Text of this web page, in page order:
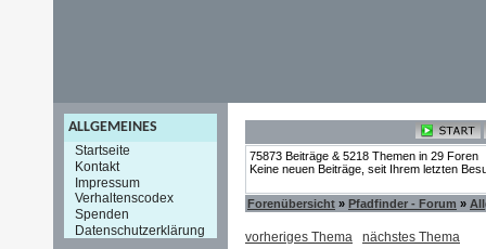
ALLGEMEINES
Startseite
Kontakt
Impressum
Verhaltenscodex
Spenden
Datenschutzerklärung
75873 Beiträge & 5218 Themen in 29 Foren
Keine neuen Beiträge, seit Ihrem letzten
Forenübersicht » Pfadfinder - Forum »
vorheriges Thema nächstes Thema